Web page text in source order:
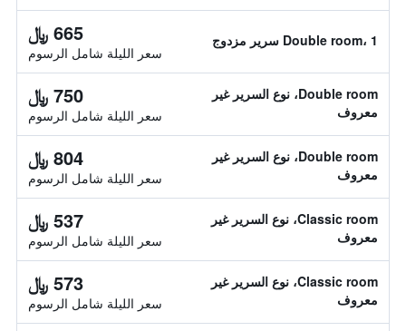
Double room، 1 سرير مزدوج 665 ﷼
سعر الليلة شامل الرسوم
Double room، نوع السرير غير
معروف
750 ﷼
سعر الليلة شامل الرسوم
Double room، نوع السرير غير
معروف
804 ﷼
سعر الليلة شامل الرسوم
Classic room، نوع السرير غير
معروف
537 ﷼
سعر الليلة شامل الرسوم
Classic room، نوع السرير غير
معروف
573 ﷼
سعر الليلة شامل الرسوم